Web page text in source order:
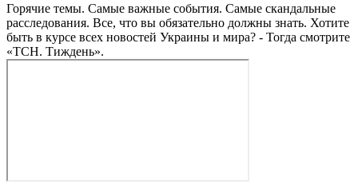
Горячие темы. Самые важные события. Самые скандальные
расследования. Все, что вы обязательно должны знать. Хотите
быть в курсе всех новостей Украины и мира? - Тогда смотрите
«ТСН. Тиждень».